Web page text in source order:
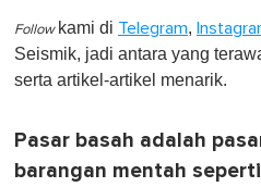
Follow kami di Telegram,
Seismik, jadi antara yang
serta artikel-artikel menarik.
Pasar basah adalah
barangan mentah